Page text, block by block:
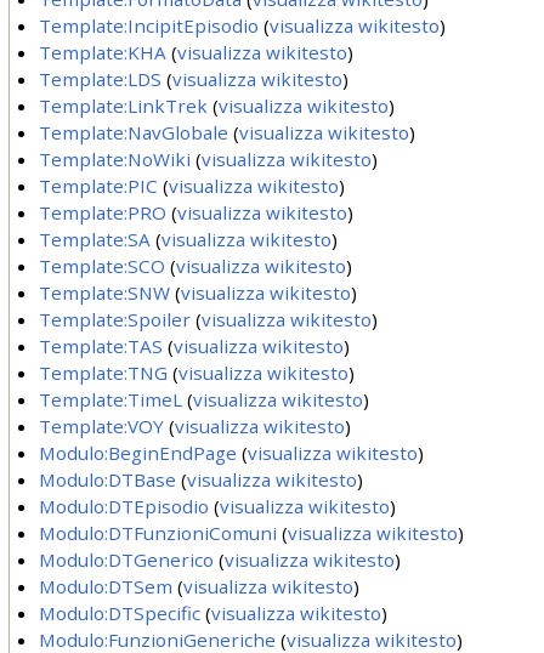
Template:IncipitEpisodio (visualizza wikitesto)
Template:KHA (visualizza wikitesto)
Template:LDS (visualizza wikitesto)
Template:LinkTrek (visualizza wikitesto)
Template:NavGlobale (visualizza wikitesto)
Template:NoWiki (visualizza wikitesto)
Template:PIC (visualizza wikitesto)
Template:PRO (visualizza wikitesto)
Template:SA (visualizza wikitesto)
Template:SCO (visualizza wikitesto)
Template:SNW (visualizza wikitesto)
Template:Spoiler (visualizza wikitesto)
Template:TAS (visualizza wikitesto)
Template:TNG (visualizza wikitesto)
Template:TimeL (visualizza wikitesto)
Template:VOY (visualizza wikitesto)
Modulo:BeginEndPage (visualizza wikitesto)
Modulo:DTBase (visualizza wikitesto)
Modulo:DTEpisodio (visualizza wikitesto)
Modulo:DTFunzioniComuni (visualizza wikitesto)
Modulo:DTGenerico (visualizza wikitesto)
Modulo:DTSem (visualizza wikitesto)
Modulo:DTSpecific (visualizza wikitesto)
Modulo:FunzioniGeneriche (visualizza wikitesto)